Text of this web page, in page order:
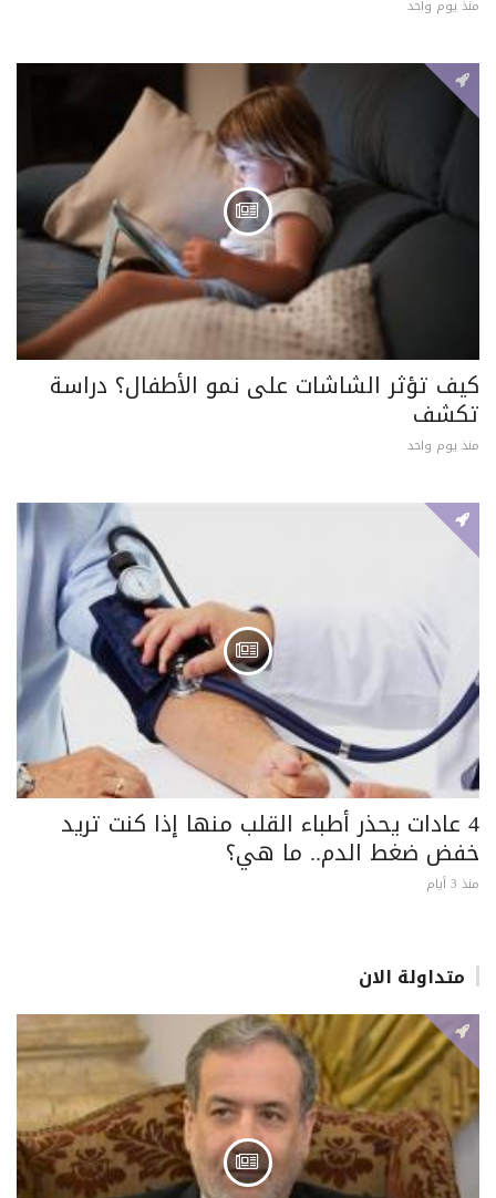
منذ يوم واحد
كيف تؤثر الشاشات على نمو الأطفال؟ دراسة
تكشف
منذ يوم واحد
4 عادات يحذر أطباء القلب منها إذا كنت تريد
خفض ضغط الدم.. ما هي؟
منذ 3 أيام
متداولة الان